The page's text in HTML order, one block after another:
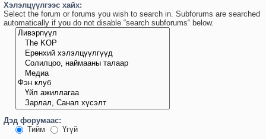
Хэлэлцүүлгээс хайх:
Select the forum or forums you wish to search in. Subforums are searched
automatically if you do not disable “search subforums“ below.
Дэд форумаас:
Тийм
Үгүй